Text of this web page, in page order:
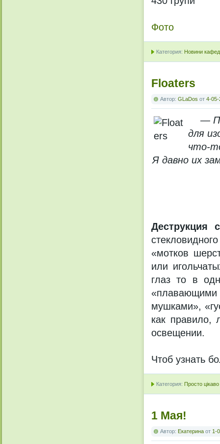
Фото
Категория: Новини
Floaters
Автор: GLaDos от 4-05-
—
для
что-
Я давно их
Деструкция
«мотков
или
глаз то в
мушками»,
как правило,
освещении.
Чтоб узнать
Категория: Просто цікаво
1 Мая!
Автор: Екатерина от 1-